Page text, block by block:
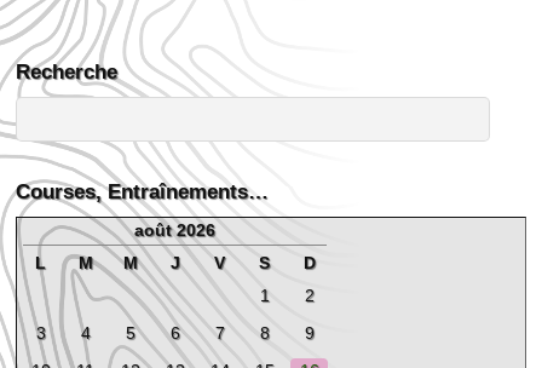
Recherche
Courses, Entraînements…
août 2026
L
M M J V S
D
1
2
3
4 5 6 7 8
9